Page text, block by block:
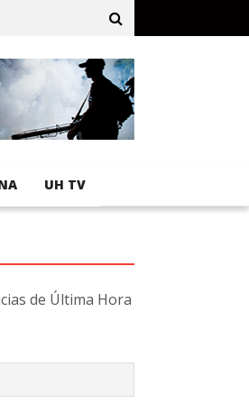
en obras de terracería
UH TV
de Última Hora